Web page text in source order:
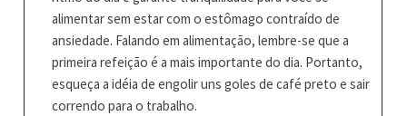
alimentar sem estar com o estômago contraído de
ansiedade. Falando em alimentação, lembre-se que a
primeira refeição é a mais importante do dia. Portanto,
esqueça a idéia de engolir uns goles de café preto e sair
correndo para o trabalho.